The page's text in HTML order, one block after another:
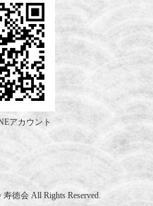
アカウント
徳会 All Rights Reserved.